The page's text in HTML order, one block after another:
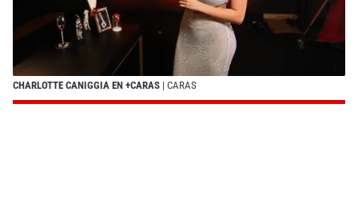
CHARLOTTE CANIGGIA EN +CARAS | CARAS